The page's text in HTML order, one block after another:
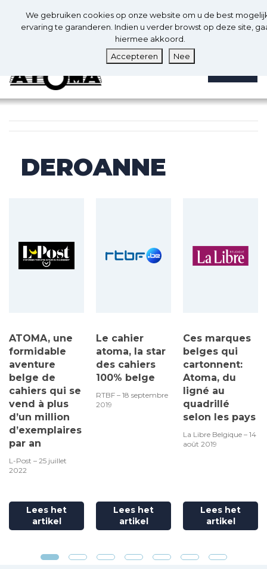
Nl
0 0
DEROANNE
ATOMA, une
formidable
aventure
belge de
cahiers qui se
vend à plus
d’un million
d’exemplaires
par an
L-Post – 25 juillet
2022
Lees het
artikel
Le cahier
atoma, la star
des cahiers
100% belge
RTBF – 18 septembre
2019
Lees het
artikel
Ces marques
belges qui
cartonnent:
Atoma, du
ligné au
quadrillé
selon les pays
La Libre Belgique – 14
août 2019
Lees het
artikel
We gebruiken cookies op onze website om u de best
ervaring te garanderen. Indien u verder browst op deze site,
hiermee akkoord.
Accepteren
Nee